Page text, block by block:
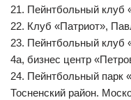
21. Пейнтбольный клуб
22. Клуб «Патриот»,
23. Пейнтбольный
4а, бизнес центр
24. Пейнтбольный парк
Тосненский район.